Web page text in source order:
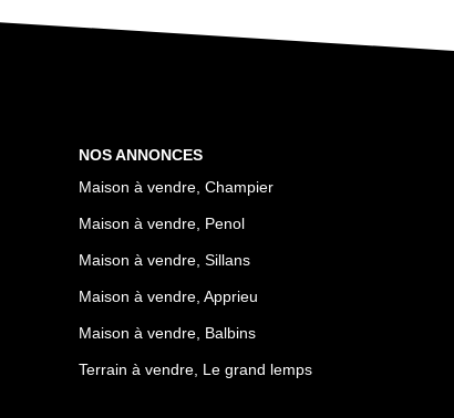
NOS ANNONCES
Maison à vendre, Champier
Maison à vendre, Penol
Maison à vendre, Sillans
Maison à vendre, Apprieu
Maison à vendre, Balbins
Terrain à vendre, Le grand lemps